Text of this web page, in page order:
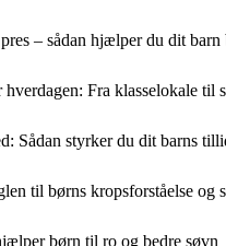
– sådan hjælper du dit barn
Fra klasselokale til
Sådan styrker du dit barns
til børns kropsforståelse og
børn til ro og bedre søvn